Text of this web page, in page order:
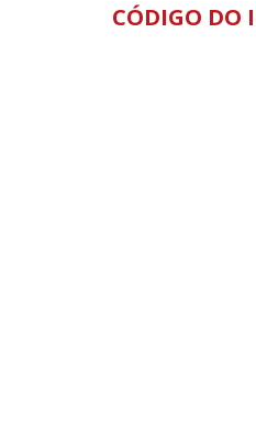
CÓDIGO DO